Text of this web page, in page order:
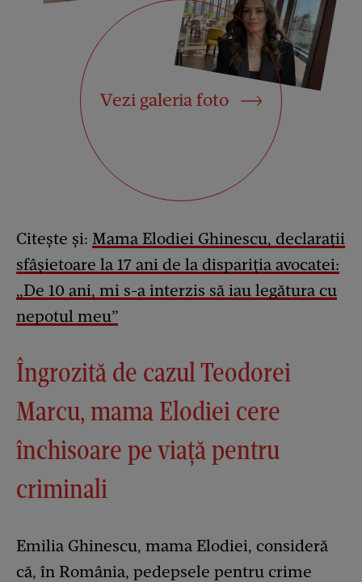
Vezi galeria foto
Citește și: Mama Elodiei Ghinescu, declarații
sfâșietoare la 17 ani de la dispariția avocatei:
„De 10 ani, mi s-a interzis să iau legătura cu
nepotul meu”
Îngrozită de cazul Teodorei
Marcu, mama Elodiei cere
închisoare pe viață pentru
criminali
Emilia Ghinescu, mama Elodiei, consideră
că, în România, pedepsele pentru crime